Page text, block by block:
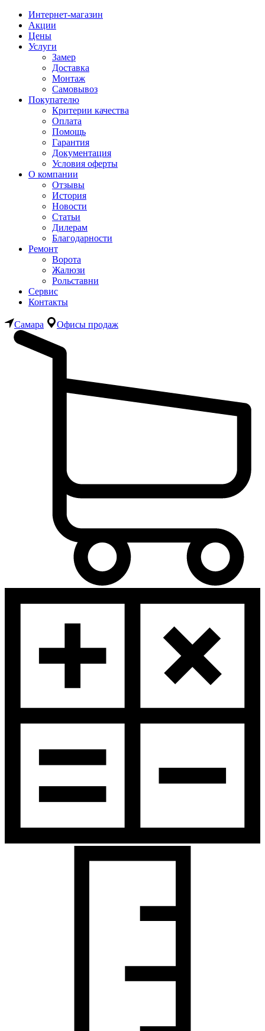
Интернет-магазин
Акции
Цены
Услуги
Замер
Доставка
Монтаж
Самовывоз
Покупателю
Критерии качества
Оплата
Помощь
Гарантия
Документация
Условия оферты
О компании
Отзывы
История
Новости
Статьи
Дилерам
Благодарности
Ремонт
Ворота
Жалюзи
Рольставни
Сервис
Контакты
Самара Офисы продаж